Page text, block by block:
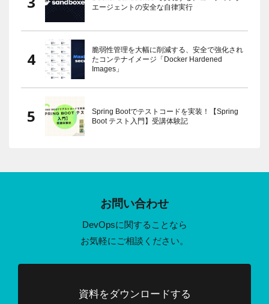
エージェントの安全な自律実行
脆弱性管理を大幅に削減する、安全で強化され
たコンテナイメージ「Docker Hardened
Images」
Spring Bootでテストコードを実装！【Spring
Boot テスト入門】受講体験記
お問い合わせ
DevOpsに関することなら
お気軽にご相談ください。
資料をダウンロードする